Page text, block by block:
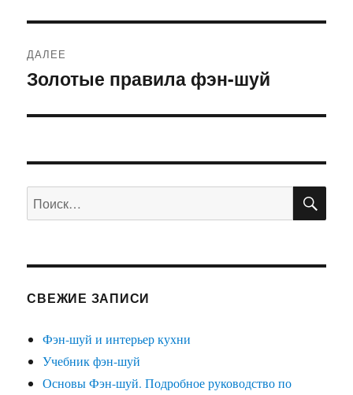
ДАЛЕЕ
Следующая
Золотые правила фэн-шуй
Искать:
СВЕЖИЕ ЗАПИСИ
Фэн-шуй и интерьер кухни
Учебник фэн-шуй
Основы Фэн-шуй. Подробное руководство по